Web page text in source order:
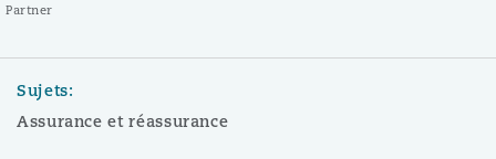
Partner
Sujets:
Assurance et réassurance